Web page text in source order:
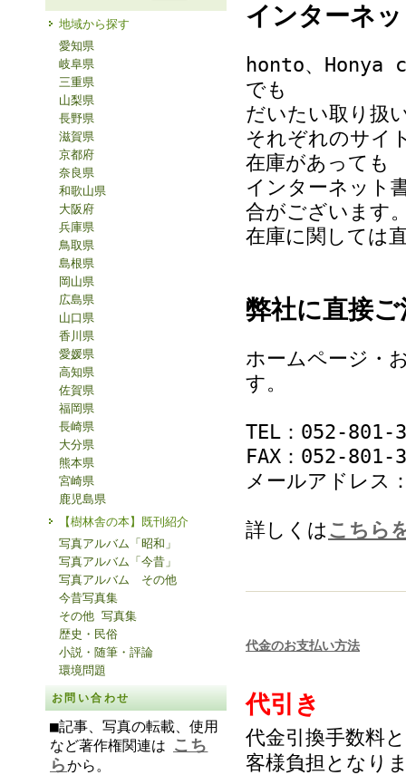
地域から探す
愛知県
岐阜県
三重県
山梨県
長野県
滋賀県
京都府
奈良県
和歌山県
大阪府
兵庫県
鳥取県
島根県
岡山県
広島県
山口県
香川県
愛媛県
高知県
佐賀県
福岡県
長崎県
大分県
熊本県
宮崎県
鹿児島県
【樹林舎の本】既刊紹介
写真アルバム「昭和」
写真アルバム「今昔」
写真アルバム その他
今昔写真集
その他 写真集
歴史・民俗
小説・随筆・評論
環境問題
お問い合わせ
■記事、写真の転載、使用
など著作権関連は こち
らから。
インターネ
honto、Honya
でも
だいたい取り扱
それぞれのサイ
在庫があっても
インターネット
合がございます
在庫に関しては
弊社に直接
ホームページ・
す。
TEL：052-801-
FAX：052-801-
メールアドレ
詳しくは こちら
代金のお支払い方法
代引き
代金引換手数料
客様負担となり